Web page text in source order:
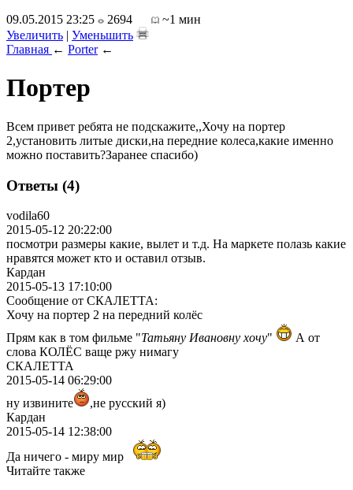
09.05.2015 23:25
2694
~1 мин
Увеличить | Уменьшить
Главная ← Porter←
Портер
Всем привет ребята не подскажите,,Хочу на портер
2,установить литые диски,на передние колеса,какие именно
можно поставить?Заранее спасибо)
Ответы (4)
vodila60
2015-05-12 20:22:00
посмотри размеры какие, вылет и т.д. На маркете полазь какие
нравятся может кто и оставил отзыв.
Кардан
2015-05-13 17:10:00
Сообщение от СКАЛЕТТА:
Хочу на портер 2 на передний колёс
Прям как в том фильме "Татьяну Ивановну хочу"
А от
слова КОЛЁС ваще ржу нимагу
СКАЛЕТТА
2015-05-14 06:29:00
ну извините
,не русский я)
Кардан
2015-05-14 12:38:00
Да ничего - миру мир
Читайте также